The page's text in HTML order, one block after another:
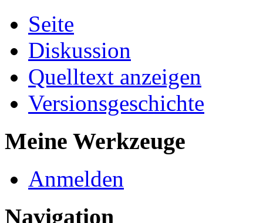
Seite
Diskussion
Quelltext anzeigen
Versionsgeschichte
Meine Werkzeuge
Anmelden
Navigation